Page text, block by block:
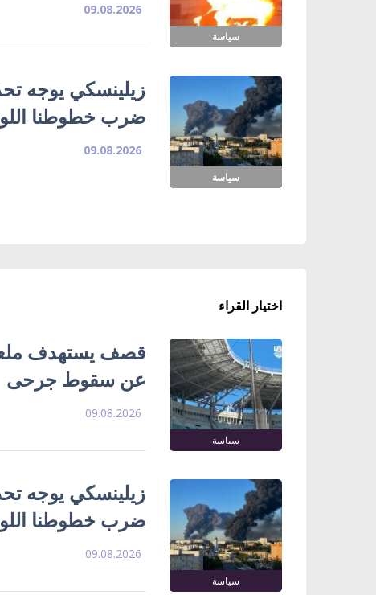
سياسة
09.08.2026
سياسة
زيلينسكي يوجه
ضرب خطوطنا
09.08.2026
اختيار القراء
سياسة
قصف يستهدف
عن سقوط جرحى
09.08.2026
سياسة
زيلينسكي يوجه
ضرب خطوطنا
09.08.2026